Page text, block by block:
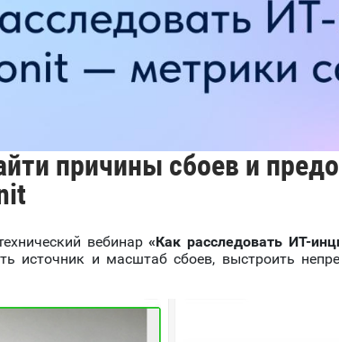
причины сбоев и
вебинар«Как расследовать ИТ-
источник и масштаб сбоев, выстроить